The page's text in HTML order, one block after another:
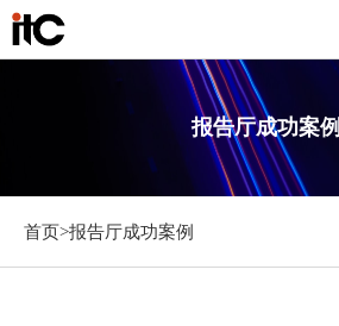
报告厅成功案例
首页>报告厅成功案例